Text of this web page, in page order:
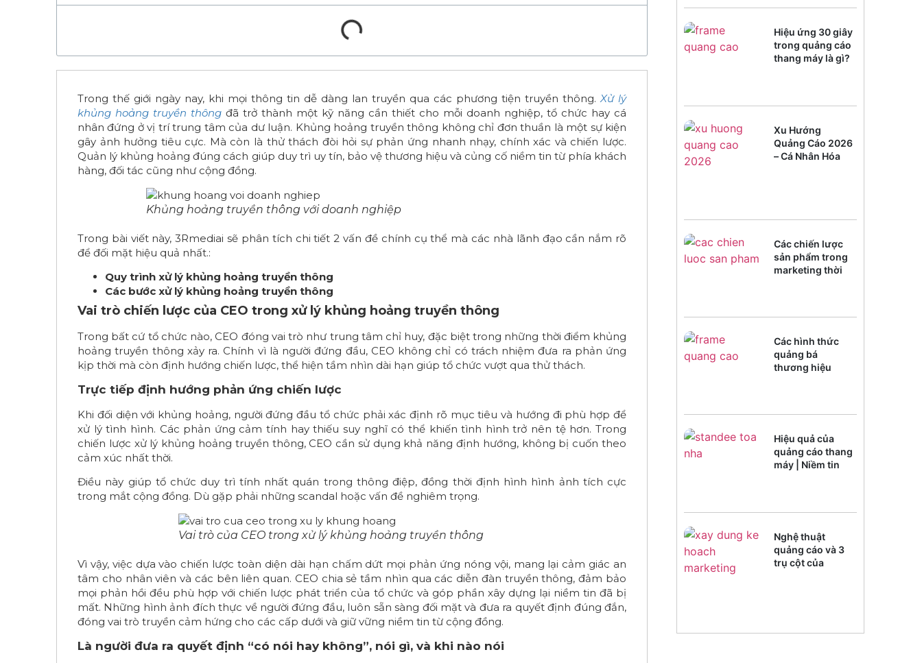
Trong thế giới ngày nay, khi mọi thông tin dễ dàng lan truyền qua các phương tiện truyền thông.Xử lý
khủng hoảng truyền thông đã trở thành một kỹ năng cần thiết cho mỗi doanh nghiệp, tổ chức hay cá
nhân đứng ở vị trí trung tâm của dư luận. Khủng hoảng truyền thông không chỉ đơn thuần là một sự kiện
gây ảnh hưởng tiêu cực. Mà còn là thử thách đòi hỏi sự phản ứng nhanh nhạy, chính xác và chiến lược.
Quản lý khủng hoảng đúng cách giúp duy trì uy tín, bảo vệ thương hiệu và củng cố niềm tin từ phía khách
hàng, đối tác cũng như cộng đồng.
Khủng hoảng truyền thông với doanh nghiệp
Trong bài viết này, 3Rmediai sẽ phân tích chi tiết 2 vấn đề chính cụ thể mà các nhà lãnh đạo cần nắm rõ
để đối mặt hiệu quả nhất.:
Quy trình xử lý khủng hoảng truyền thông
Các bước xử lý khủng hoảng truyền thông
Vai trò chiến lược của CEO trong xử lý khủng hoảng truyền thông
Trong bất cứ tổ chức nào, CEO đóng vai trò như trung tâm chỉ huy, đặc biệt trong những thời điểm khủng
hoảng truyền thông xảy ra. Chính vì là người đứng đầu, CEO không chỉ có trách nhiệm đưa ra phản ứng
kịp thời mà còn định hướng chiến lược, thể hiện tầm nhìn dài hạn giúp tổ chức vượt qua thử thách.
Trực tiếp định hướng phản ứng chiến lược
Khi đối diện với khủng hoảng, người đứng đầu tổ chức phải xác định rõ mục tiêu và hướng đi phù hợp để
xử lý tình hình. Các phản ứng cảm tính hay thiếu suy nghĩ có thể khiến tình hình trở nên tệ hơn. Trong
chiến lược xử lý khủng hoảng truyền thông, CEO cần sử dụng khả năng định hướng, không bị cuốn theo
cảm xúc nhất thời.
Điều này giúp tổ chức duy trì tính nhất quán trong thông điệp, đồng thời định hình hình ảnh tích cực
trong mắt cộng đồng. Dù gặp phải những scandal hoặc vấn đề nghiêm trọng.
Vai trò của CEO trong xử lý khủng hoảng truyền thông
Vì vậy, việc dựa vào chiến lược toàn diện dài hạn chấm dứt mọi phản ứng nóng vội, mang lại cảm giác an
tâm cho nhân viên và các bên liên quan. CEO chia sẻ tầm nhìn qua các diễn đàn truyền thông, đảm bảo
mọi phản hồi đều phù hợp với chiến lược phát triển của tổ chức và góp phần xây dựng lại niềm tin đã bị
mất. Những hình ảnh đích thực về người đứng đầu, luôn sẵn sàng đối mặt và đưa ra quyết định đúng đắn,
đóng vai trò truyền cảm hứng cho các cấp dưới và giữ vững niềm tin từ cộng đồng.
Là người đưa ra quyết định “có nói hay không”, nói gì, và khi nào nói
Hiệu ứng 30 giây
trong quảng cáo
thang máy là gì?
Xu Hướng
Quảng Cáo 2026
– Cá Nhân Hóa
Các chiến lược
sản phẩm trong
marketing thời
Các hình thức
quảng bá
thương hiệu
Hiệu quả của
quảng cáo thang
máy | Niềm tin
Nghệ thuật
quảng cáo và 3
trụ cột của